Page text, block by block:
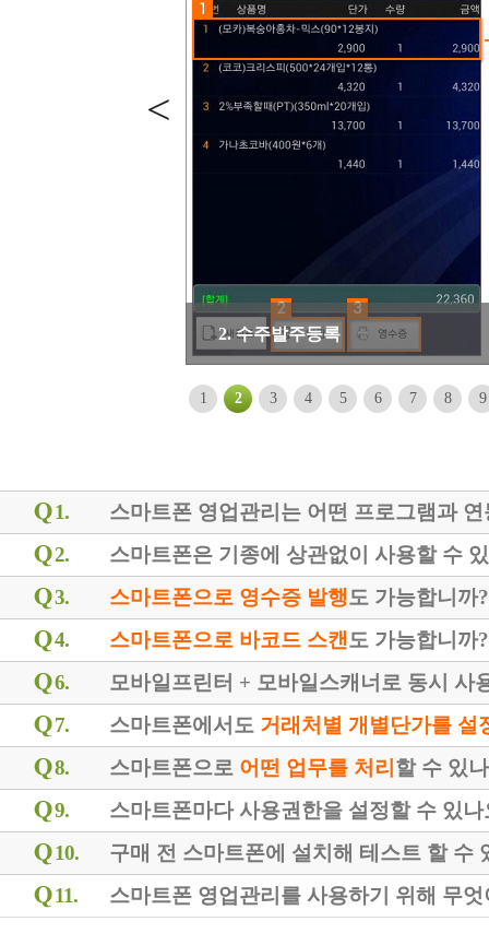
2. 수주발주등록
<
1 2 3 4 5 6 7 8 9
1.
스마트폰 영업관리는 어떤 프로그램과
2.
스마트폰은 기종에 상관없이 사용할 수
3.
스마트폰으로 영수증 발행도 가능합니까?
4.
스마트폰으로 바코드 스캔 도 가능합니까?
6.
모바일프린터 + 모바일스캐너로 동시 사
7.
스마트폰에서도 거래처별 개별단가를 설
8.
스마트폰으로 어떤 업무를 처리 할 수 있
9.
스마트폰마다 사용권한을 설정할 수 있나
10.
구매 전 스마트폰에 설치해 테스트 할 수
11.
스마트폰 영업관리를 사용하기 위해 무